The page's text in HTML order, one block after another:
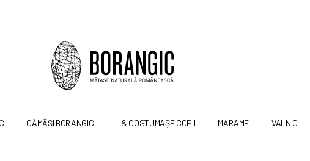
CĂMĂȘI BORANGIC II & COSTUMAȘE COPII MARAME VALNIC